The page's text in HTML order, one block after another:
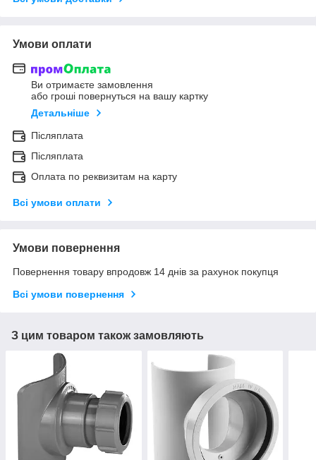
Умови оплати
Ви отримаєте замовлення
або гроші повернуться на вашу картку
Детальніше
Післяплата
Післяплата
Оплата по реквизитам на карту
Всі умови оплати
Умови повернення
Повернення товару впродовж 14 днів за рахунок покупця
Всі умови повернення
З цим товаром також замовляють